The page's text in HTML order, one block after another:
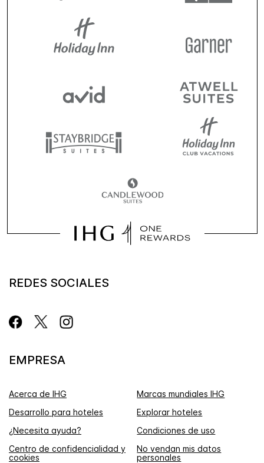
REDES SOCIALES
EMPRESA
Acerca de IHG
Marcas mundiales IHG
Desarrollo para hoteles
Explorar hoteles
¿Necesita ayuda?
Condiciones de uso
Centro de confidencialidad y
cookies
No vendan mis datos
personales